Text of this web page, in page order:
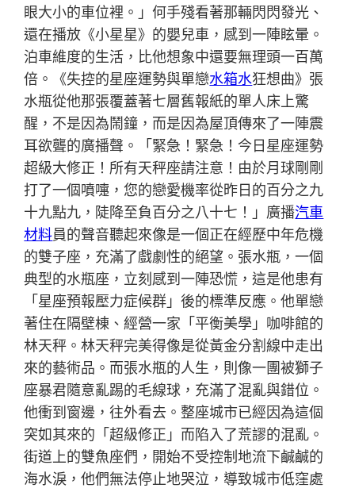
眼大小的車位裡。」何手殘看著那輛閃閃發光、
還在播放《小星星》的嬰兒車，感到一陣眩暈。
泊車維度的生活，比他想象中還要無理頭一百萬
倍。《失控的星座運勢與單戀水箱水狂想曲》張
水瓶從他那張覆蓋著七層舊報紙的單人床上驚
醒，不是因為鬧鐘，而是因為屋頂傳來了一陣震
耳欲聾的廣播聲。「緊急！緊急！今日星座運勢
超級大修正！所有天秤座請注意！由於月球剛剛
打了一個噴嚏，您的戀愛機率從昨日的百分之九
十九點九，陡降至負百分之八十七！」廣播汽車
材料員的聲音聽起來像是一個正在經歷中年危機
的雙子座，充滿了戲劇性的絕望。張水瓶，一個
典型的水瓶座，立刻感到一陣恐慌，這是他患有
「星座預報壓力症候群」後的標準反應。他單戀
著住在隔壁棟、經營一家「平衡美學」咖啡館的
林天秤。林天秤完美得像是從黃金分割線中走出
來的藝術品。而張水瓶的人生，則像一團被獅子
座暴君隨意亂踢的毛線球，充滿了混亂與錯位。
他衝到窗邊，往外看去。整座城市已經因為這個
突如其來的「超級修正」而陷入了荒謬的混亂。
街道上的雙魚座們，開始不受控制地流下鹹鹹的
海水淚，他們無法停止地哭泣，導致城市低窪處